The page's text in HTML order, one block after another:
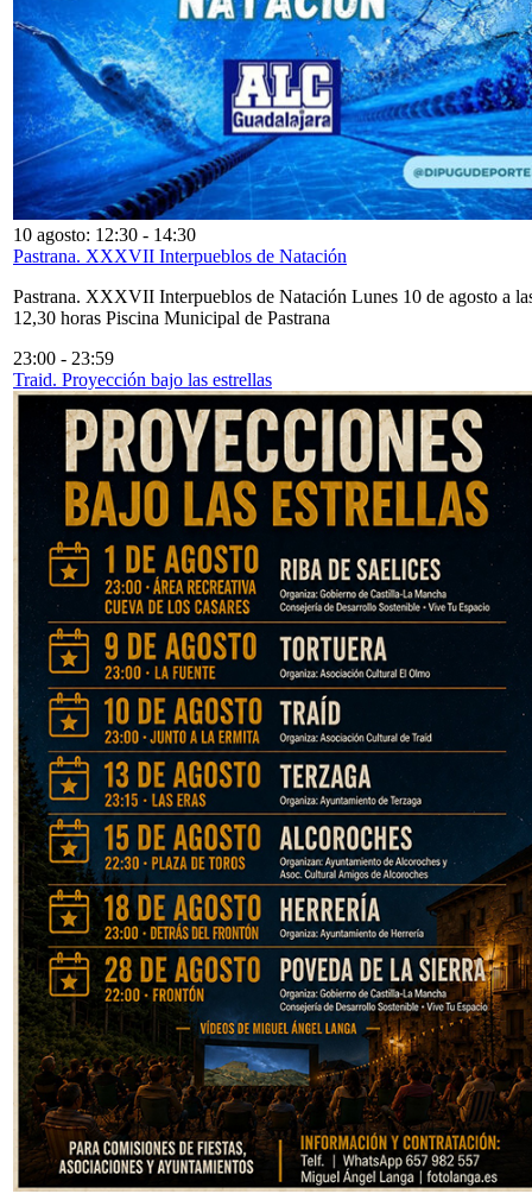
10 agosto: 12:30 - 14:30
Pastrana. XXXVII Interpueblos de Natación
Pastrana. XXXVII Interpueblos de Natación Lunes 10 de agosto a
12,30 horas Piscina Municipal de Pastrana
23:00 - 23:59
Traid. Proyección bajo las estrellas